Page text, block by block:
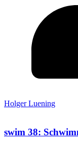
Holger Luening
swim 38: